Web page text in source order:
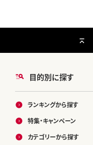
目的別に探す
ランキングから探す
特集・キャンペーン
カテゴリーから探す